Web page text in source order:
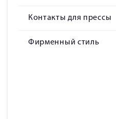
Контакты для прессы
Фирменный стиль